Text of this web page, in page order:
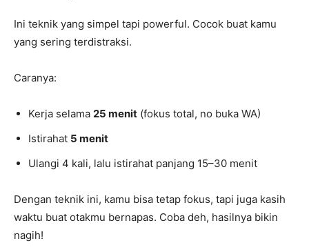
Ini teknik yang simpel tapi powerful. Cocok buat kamu
yang sering terdistraksi.
Caranya:
Kerja selama 25 menit (fokus total, no buka WA)
Istirahat 5 menit
Ulangi 4 kali, lalu istirahat panjang 15–30 menit
Dengan teknik ini, kamu bisa tetap fokus, tapi juga kasih
waktu buat otakmu bernapas. Coba deh, hasilnya bikin
nagih!